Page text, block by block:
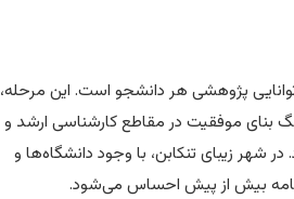
پژوهشی هر دانشجو است. این مرحله،
موفقیت در مقاطع کارشناسی ارشد و
زیبای تنکابن، با وجود دانشگاه‌ها و
نامه بیش از پیش احساس می‌شود.